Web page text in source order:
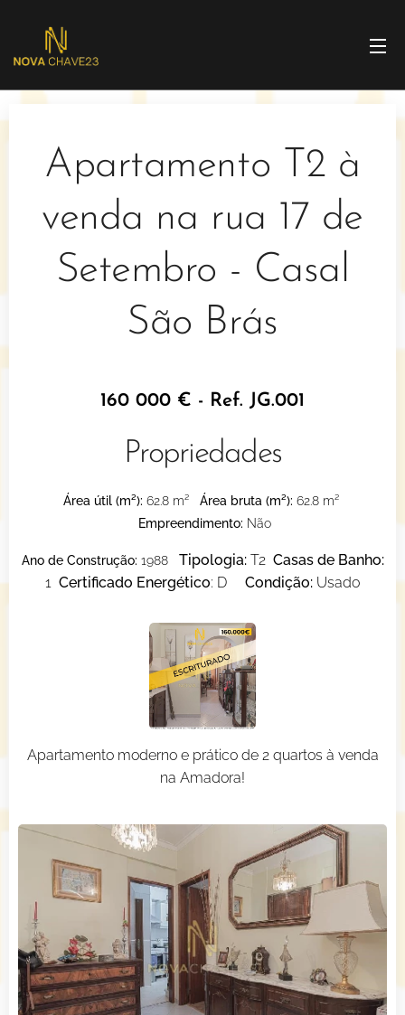
Apartamento T2 à
venda na rua 17 de
Setembro - Casal
São Brás
160 000 € - Ref. JG.001
Propriedades
Área útil (m²): 62.8 m² Área bruta (m²): 62.8 m²
Empreendimento: Não
Ano de Construção: 1988 Tipologia: T2 Casas de Banho:
1 Certificado Energético: D Condição: Usado
Apartamento moderno e prático de 2 quartos à venda
na Amadora!